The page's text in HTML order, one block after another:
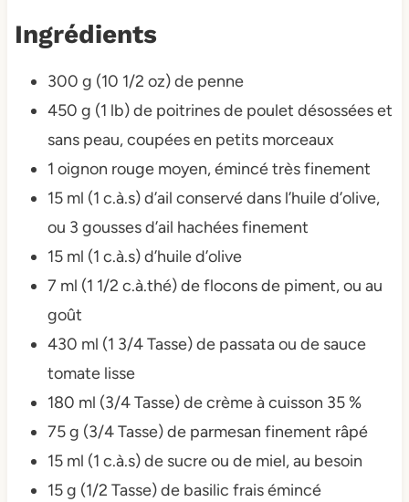
Ingrédients
300 g (10 1/2 oz) de penne
450 g (1 lb) de poitrines de poulet désossées et
sans peau, coupées en petits morceaux
1 oignon rouge moyen, émincé très finement
15 ml (1 c.à.s) d’ail conservé dans l’huile d’olive,
ou 3 gousses d’ail hachées finement
15 ml (1 c.à.s) d’huile d’olive
7 ml (1 1/2 c.à.thé) de flocons de piment, ou au
goût
430 ml (1 3/4 Tasse) de passata ou de sauce
tomate lisse
180 ml (3/4 Tasse) de crème à cuisson 35 %
75 g (3/4 Tasse) de parmesan finement râpé
15 ml (1 c.à.s) de sucre ou de miel, au besoin
15 g (1/2 Tasse) de basilic frais émincé